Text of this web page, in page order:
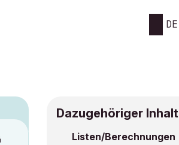
DE
Dazugehöriger Inhalt
Listen/Berechnungen